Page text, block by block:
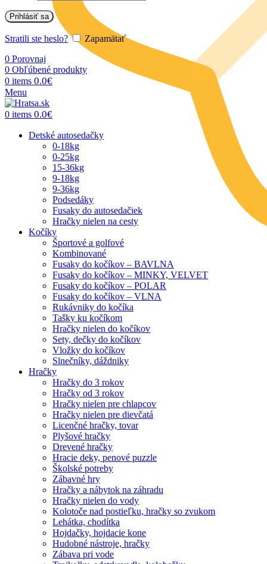
Prihlásiť sa
Stratili ste heslo?
Zapamätať
0 Porovnaj
0 Obľúbené produkty
0 items 0.0€
Menu
0 items 0.0€
Detské autosedačky
0-18kg
0-25kg
15-36kg
9-18kg
9-36kg
Podsedáky
Fusaky do autosedačiek
Hračky nielen na cesty
Kočíky
Športové a golfové
Kombinované
Fusaky do kočíkov – BAVLNA
Fusaky do kočíkov – MINKY, VELVET
Fusaky do kočíkov – POLAR
Fusaky do kočíkov – VLNA
Rukávniky do kočíka
Tašky ku kočíkom
Hračky nielen do kočíkov
Sety, dečky do kočíkov
Vložky do kočíkov
Slnečníky, dáždniky
Hračky
Hračky do 3 rokov
Hračky od 3 rokov
Hračky nielen pre chlapcov
Hračky nielen pre dievčatá
Licenčné hračky, tovar
Plyšové hračky
Drevené hračky
Hracie deky, penové puzzle
Školské potreby
Zábavné hry
Hračky a nábytok na záhradu
Hračky nielen do vody
Kolotoče nad postieľku, hračky so zvukom
Lehátka, chodítka
Hojdačky, hojdacie kone
Hudobné nástroje, hračky
Zábava pri vode